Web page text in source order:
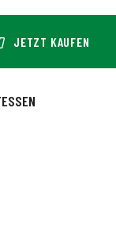
JETZT KAUFEN